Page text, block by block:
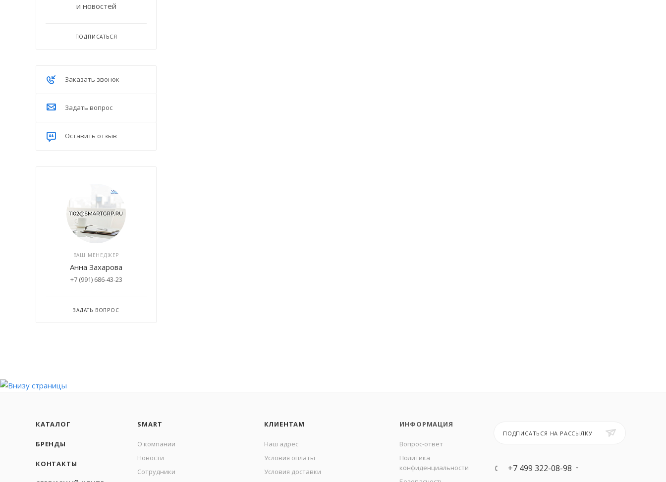
и новостей
ПОДПИСАТЬСЯ
Заказать звонок
Задать вопрос
Оставить отзыв
ВАШ МЕНЕДЖЕР
Анна Захарова
+7 (991) 686-43-23
ЗАДАТЬ ВОПРОС
КАТАЛОГ
БРЕНДЫ
КОНТАКТЫ
SMART
О компании
Новости
Сотрудники
КЛИЕНТАМ
Наш адрес
Условия оплаты
Условия доставки
ИНФОРМАЦИЯ
Вопрос-ответ
Политика
конфиденциальности
ПОДПИСАТЬСЯ НА РАССЫЛКУ
+7 499 322-08-98